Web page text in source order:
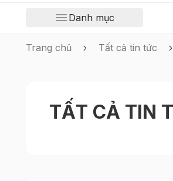
Danh mục
Trang chủ Tất cả tin tức
TẤT CẢ TIN